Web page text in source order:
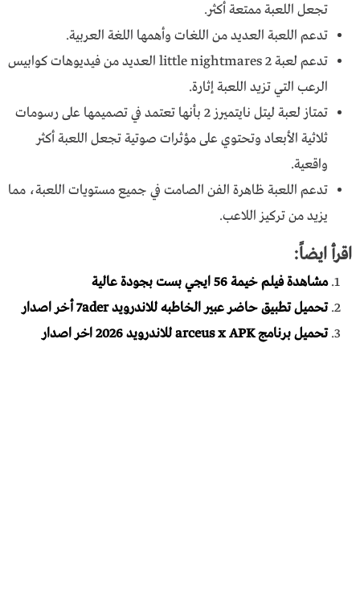
تجعل اللعبة ممتعة أكثر.
تدعم اللعبة العديد من اللغات وأهمها اللغة العربية.
تدعم لعبة little nightmares 2 العديد من فيديوهات كوابيس
الرعب التي تزيد اللعبة إثارة.
تمتاز لعبة ليتل نايتميرز 2 بأنها تعتمد في تصميمها على رسومات
ثلاثية الأبعاد وتحتوي على مؤثرات صوتية تجعل اللعبة أكثر
واقعية.
تدعم اللعبة ظاهرة الفن الصامت في جميع مستويات اللعبة، مما
يزيد من تركيز اللاعب.
اقرأ ايضاً:
مشاهدة فيلم خيمة 56 ايجي بست بجودة عالية
تحميل تطبيق حاضر عبير الخاطبه للاندرويد 7ader أخر اصدار
تحميل برنامج arceus x APK للاندرويد 2026 اخر اصدار